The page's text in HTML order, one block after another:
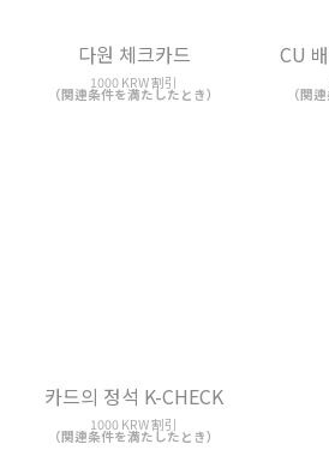
다원 체크카드
1000 KRW 割引
（関連条件を満たしたとき）
CU
（関
카드의 정석 K-CHECK
1000 KRW 割引
（関連条件を満たしたとき）